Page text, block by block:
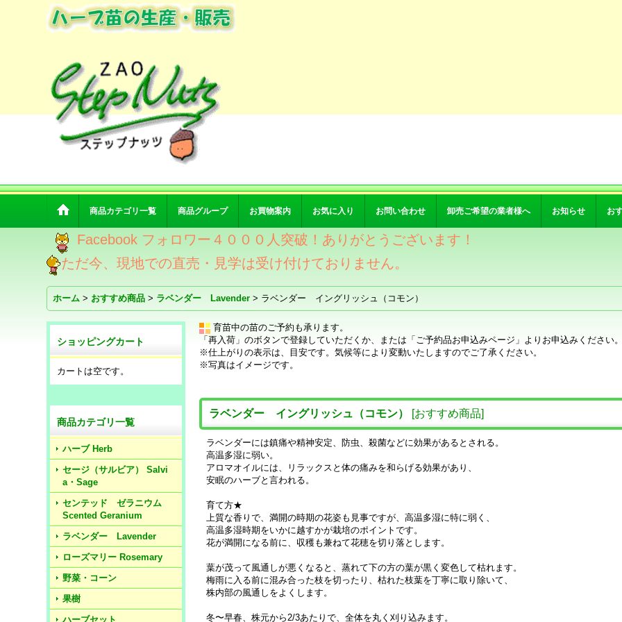
商品カテゴリ一覧 商品グループ お買物案内 お気に入り お問い合わせ 卸売ご希望の業者様へ お知らせ お
Facebook フォロワー４０００人突破！ありがとうございます！
ただ今、現地での直売・見学は受け付けておりません。
ホーム > おすすめ商品 > ラベンダー Lavender > ラベンダー イングリッシュ（コモン）
ショッピングカート
カートは空です。
商品カテゴリ一覧
ハーブ Herb
セージ（サルビア） Salvi
a・Sage
センテッド ゼラニウム
Scented Geranium
ラベンダー Lavender
ローズマリー Rosemary
野菜・コーン
果樹
ハーブセット
育苗中の苗のご予約も承ります。
「再入荷」のボタンで登録していただくか、または「ご予約品お申込みページ」よりお申込みください
※仕上がりの表示は、目安です。気候等により変動いたしますのでご了承ください。
※写真はイメージです。
ラベンダー イングリッシュ（コモン） [おすすめ商品]
ラベンダーには鎮痛や精神安定、防虫、殺菌などに効果があるとされる。
高温多湿に弱い。
アロマオイルには、リラックスと体の痛みを和らげる効果があり、
安眠のハーブと言われる。
育て方★
上質な香りで、満開の時期の花姿も見事ですが、高温多湿に特に弱く、
高温多湿時期をいかに越すかが栽培のポイントです。
花が満開になる前に、収穫も兼ねて花穂を切り落とします。
葉が茂って風通しが悪くなると、蒸れて下の方の葉が黒く変色して枯れます。
梅雨に入る前に混み合った枝を切ったり、枯れた枝葉を丁寧に取り除いて、
株内部の風通しをよくします。
冬〜早春、株元から2/3あたりで、全体を丸く刈り込みます。